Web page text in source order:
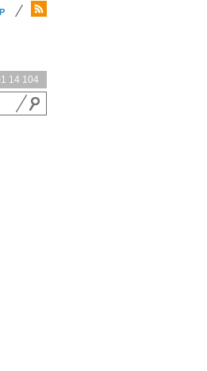
14 104